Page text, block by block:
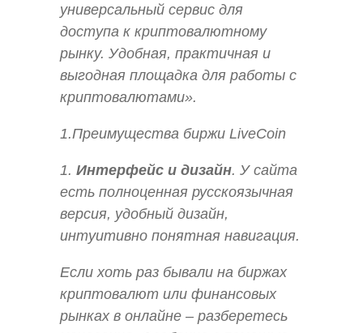
универсальный сервис для
доступа к криптовалютному
рынку. Удобная, практичная и
выгодная площадка для работы с
криптовалютами».
1.Преимущества биржи LiveCoin
1. Интерфейс и дизайн. У сайта
есть полноценная русскоязычная
версия, удобный дизайн,
интуитивно понятная навигация.
Если хоть раз бывали на биржах
криптовалют или финансовых
рынках в онлайне – разберетесь